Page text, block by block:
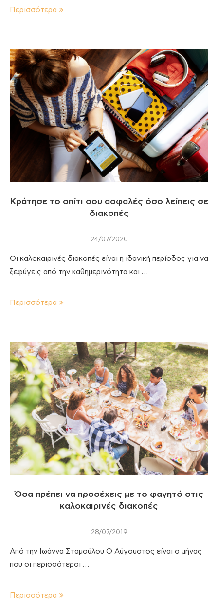
Περισσότερα
Κράτησε το σπίτι σου ασφαλές όσο λείπεις σε
διακοπές
24/07/2020
Οι καλοκαιρινές διακοπές είναι η ιδανική περίοδος για να
ξεφύγεις από την καθημερινότητα και …
Περισσότερα
Όσα πρέπει να προσέχεις με το φαγητό στις
καλοκαιρινές διακοπές
28/07/2019
Από την Ιωάννα Σταμούλου Ο Αύγουστος είναι ο μήνας
που οι περισσότεροι …
Περισσότερα